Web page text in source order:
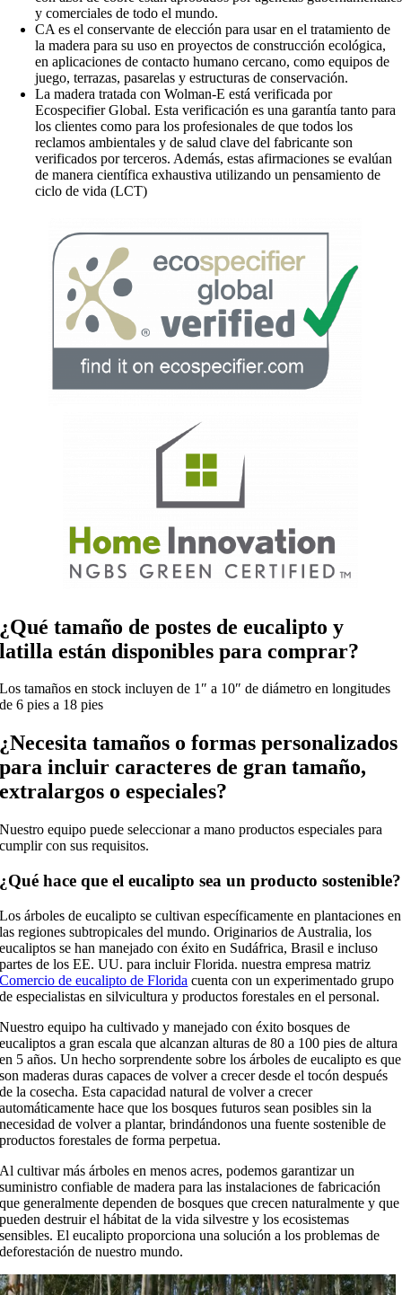
y comerciales de todo el mundo.
CA es el conservante de elección para usar en el tratamiento de
la madera para su uso en proyectos de construcción ecológica,
en aplicaciones de contacto humano cercano, como equipos de
juego, terrazas, pasarelas y estructuras de conservación.
La madera tratada con Wolman-E está verificada por
Ecospecifier Global. Esta verificación es una garantía tanto para
los clientes como para los profesionales de que todos los
reclamos ambientales y de salud clave del fabricante son
verificados por terceros. Además, estas afirmaciones se evalúan
de manera científica exhaustiva utilizando un pensamiento de
ciclo de vida (LCT)
¿Qué tamaño de postes de eucalipto y
latilla están disponibles para comprar?
Los tamaños en stock incluyen de 1″ a 10″ de diámetro en longitudes
de 6 pies a 18 pies
¿Necesita tamaños o formas personalizados
para incluir caracteres de gran tamaño,
extralargos o especiales?
Nuestro equipo puede seleccionar a mano productos especiales para
cumplir con sus requisitos.
¿Qué hace que el eucalipto sea un producto sostenible?
Los árboles de eucalipto se cultivan específicamente en plantaciones en
las regiones subtropicales del mundo. Originarios de Australia, los
eucaliptos se han manejado con éxito en Sudáfrica, Brasil e incluso
partes de los EE. UU. para incluir Florida. nuestra empresa matriz
Comercio de eucalipto de Florida cuenta con un experimentado grupo
de especialistas en silvicultura y productos forestales en el personal.
Nuestro equipo ha cultivado y manejado con éxito bosques de
eucaliptos a gran escala que alcanzan alturas de 80 a 100 pies de altura
en 5 años. Un hecho sorprendente sobre los árboles de eucalipto es que
son maderas duras capaces de volver a crecer desde el tocón después
de la cosecha. Esta capacidad natural de volver a crecer
automáticamente hace que los bosques futuros sean posibles sin la
necesidad de volver a plantar, brindándonos una fuente sostenible de
productos forestales de forma perpetua.
Al cultivar más árboles en menos acres, podemos garantizar un
suministro confiable de madera para las instalaciones de fabricación
que generalmente dependen de bosques que crecen naturalmente y que
pueden destruir el hábitat de la vida silvestre y los ecosistemas
sensibles. El eucalipto proporciona una solución a los problemas de
deforestación de nuestro mundo.